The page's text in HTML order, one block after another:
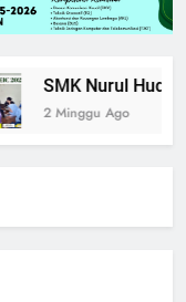
SMK Nurul Huda
2 Minggu Ago